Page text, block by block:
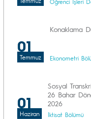
01
Temmuz
Konaklama
Ekonometri
01
Haziran
Sosyal
26 Bahar
2026
İktisat Bölümü